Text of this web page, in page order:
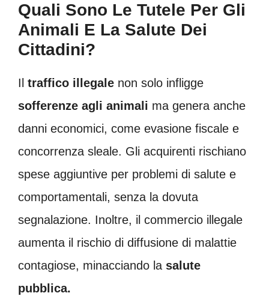
Quali Sono Le Tutele Per Gli
Animali E La Salute Dei
Cittadini?
Il traffico illegale non solo infligge
sofferenze agli animali ma genera anche
danni economici, come evasione fiscale e
concorrenza sleale. Gli acquirenti rischiano
spese aggiuntive per problemi di salute e
comportamentali, senza la dovuta
segnalazione. Inoltre, il commercio illegale
aumenta il rischio di diffusione di malattie
contagiose, minacciando la salute
pubblica.